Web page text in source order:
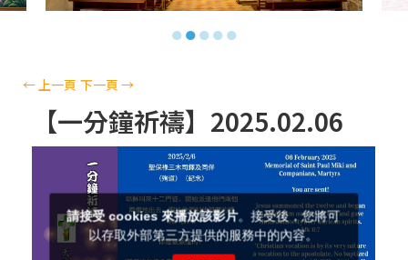
【信仰之旅】第十三集：「天主十誡(上)」
—金毓瑋 神父
【信仰之旅】第十二集：「聖母、聖人」—
高樂祈 修女
【信仰之旅】第十一集：「教 會」(推廣片)
【信仰之旅】第十一集：「教 會」—林必能
神父
●●●●●
← 上一頁 下一頁→
【一分鐘祈禱】2025.02.06